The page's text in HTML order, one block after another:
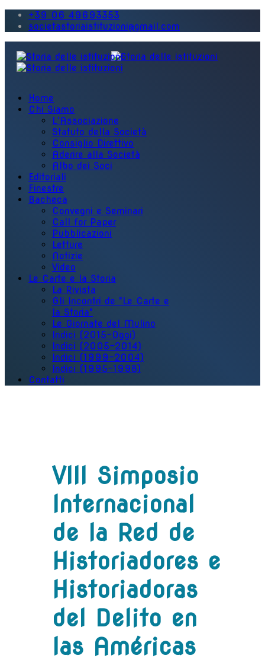
+39 06 49693353
societastoriaistituzioni@gmail.com
Home
Chi Siamo
L'Associazione
Statuto della Società
Consiglio Direttivo
Aderire alla Società
Albo dei Soci
Editoriali
Finestre
Bacheca
Convegni e Seminari
Call for Paper
Pubblicazioni
Letture
Notizie
Video
Le Carte e la Storia
La Rivista
Gli Incontri de "Le Carte e
la Storia"
Le Giornate del Mulino
Indici (2015-Oggi)
Indici (2005-2014)
Indici (1999-2004)
Indici (1995-1998)
Contatti
VIII Simposio
Internacional
de la Red de
Historiadores e
Historiadoras
del Delito en
las Américas